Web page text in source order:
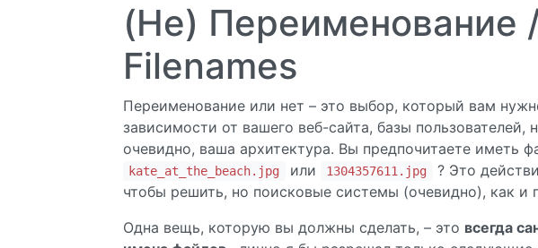
(Не) Переименование
Filenames
Переименование или нет – это выбор, который вам
зависимости от вашего веб-сайта, базы пользователей,
очевидно, ваша архитектура. Вы предпочитаете иметь
kate_at_the_beach.jpg или 1304357611.jpg
? Это
чтобы решить, но поисковые системы (очевидно), как и
Одна вещь, которую вы должны сделать, – это всегда